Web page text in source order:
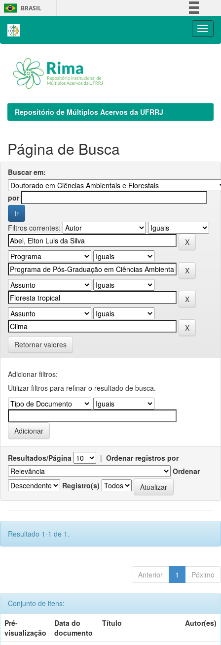
Skip
navigation
BRASIL
Repositório de Múltiplos Acervos da UFRRJ
Página de Busca
Buscar em:
por
Filtros correntes:
Retornar valores
Adicionar filtros:
Utilizar filtros para refinar o resultado de busca.
Resultados/Página | Ordenar registros por
Ordenar
Registro(s)
Resultado 1-1 de 1.
Anterior 1 Póximo
Conjunto de itens:
Pré-
visualização
Data do
documento
Título Autor(es)